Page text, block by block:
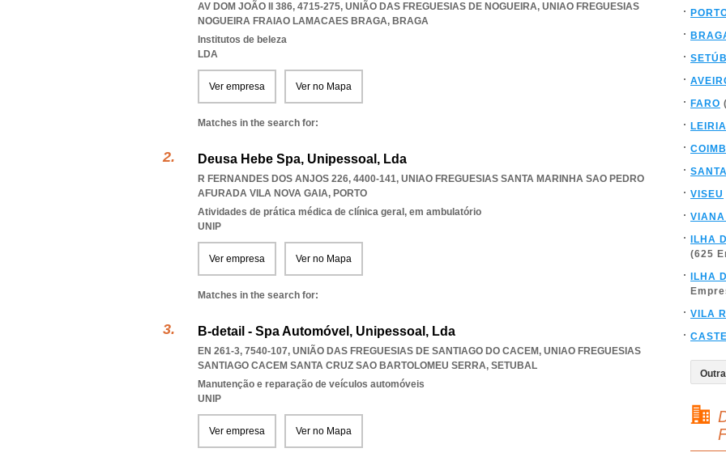
AV DOM JOÃO II 386, 4715-275, UNIÃO DAS FREGUESIAS DE NOGUEIRA, UNIAO FREGUESIAS
NOGUEIRA FRAIAO LAMACAES BRAGA, BRAGA
Institutos de beleza
LDA
Ver empresa Ver no Mapa
Matches in the search for:
Deusa Hebe Spa, Unipessoal, Lda
R FERNANDES DOS ANJOS 226, 4400-141, UNIAO FREGUESIAS SANTA MARINHA SAO PEDRO
AFURADA VILA NOVA GAIA, PORTO
Atividades de prática médica de clínica geral, em ambulatório
UNIP
Ver empresa Ver no Mapa
Matches in the search for:
B-detail - Spa Automóvel, Unipessoal, Lda
EN 261-3, 7540-107, UNIÃO DAS FREGUESIAS DE SANTIAGO DO CACEM, UNIAO FREGUESIAS
SANTIAGO CACEM SANTA CRUZ SAO BARTOLOMEU SERRA, SETUBAL
Manutenção e reparação de veículos automóveis
UNIP
Ver empresa Ver no Mapa
FARO
LEIRIA
VISEU
ILHA
(625
ILHA
VILA